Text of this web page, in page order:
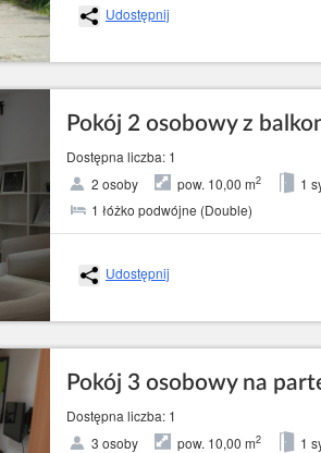
Udostępnij
Pokój 2 osobowy z
Dostępna liczba: 1
2 osoby
pow. 10,00 m2
1
1 łóżko podwójne (Double)
Udostępnij
Pokój 3 osobowy na
Dostępna liczba: 1
3 osoby
pow. 10,00 m2
1